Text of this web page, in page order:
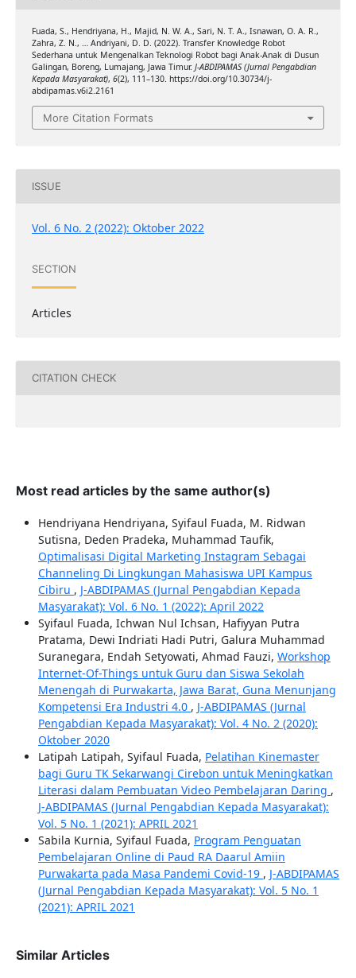
Fuada, S., Hendriyana, H., Majid, N. W. A., Sari, N. T. A., Isnawan, O. A. R.,
Zahra, Z. N., … Andriyani, D. D. (2022). Transfer Knowledge Robot
Sederhana untuk Mengenalkan Teknologi Robot bagi Anak-Anak di Dusun
Galingan, Boreng, Lumajang, Jawa Timur. J-ABDIPAMAS (Jurnal Pengabdian
Kepada Masyarakat), 6(2), 111–130. https://doi.org/10.30734/j-
abdipamas.v6i2.2161
More Citation Formats
ISSUE
Vol. 6 No. 2 (2022): Oktober 2022
SECTION
Articles
CITATION CHECK
Most read articles by the same author(s)
Hendriyana Hendriyana, Syifaul Fuada, M. Ridwan
Sutisna, Deden Pradeka, Muhammad Taufik,
Optimalisasi Digital Marketing Instagram Sebagai
Channeling Di Lingkungan Mahasiswa UPI Kampus
Cibiru , J-ABDIPAMAS (Jurnal Pengabdian Kepada
Masyarakat): Vol. 6 No. 1 (2022): April 2022
Syifaul Fuada, Ichwan Nul Ichsan, Hafiyyan Putra
Pratama, Dewi Indriati Hadi Putri, Galura Muhammad
Suranegara, Endah Setyowati, Ahmad Fauzi, Workshop
Internet-Of-Things untuk Guru dan Siswa Sekolah
Menengah di Purwakarta, Jawa Barat, Guna Menunjang
Kompetensi Era Industri 4.0 , J-ABDIPAMAS (Jurnal
Pengabdian Kepada Masyarakat): Vol. 4 No. 2 (2020):
Oktober 2020
Latipah Latipah, Syifaul Fuada, Pelatihan Kinemaster
bagi Guru TK Sekarwangi Cirebon untuk Meningkatkan
Literasi dalam Pembuatan Video Pembelajaran Daring ,
J-ABDIPAMAS (Jurnal Pengabdian Kepada Masyarakat):
Vol. 5 No. 1 (2021): APRIL 2021
Sabila Kurnia, Syifaul Fuada, Program Penguatan
Pembelajaran Online di Paud RA Daarul Amiin
Purwakarta pada Masa Pandemi Covid-19 , J-ABDIPAMAS
(Jurnal Pengabdian Kepada Masyarakat): Vol. 5 No. 1
(2021): APRIL 2021
Similar Articles